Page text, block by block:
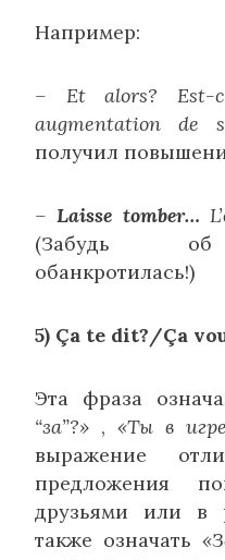
Например:
– Et alors?
augmentation de
получил
–Laisse tomber…
(Забудь об
обанкротилась!)
5) Ça te dit?/Ça
Эта фраза
“за”?» , «Ты в
выражение
предложения
друзьями или в
также означать